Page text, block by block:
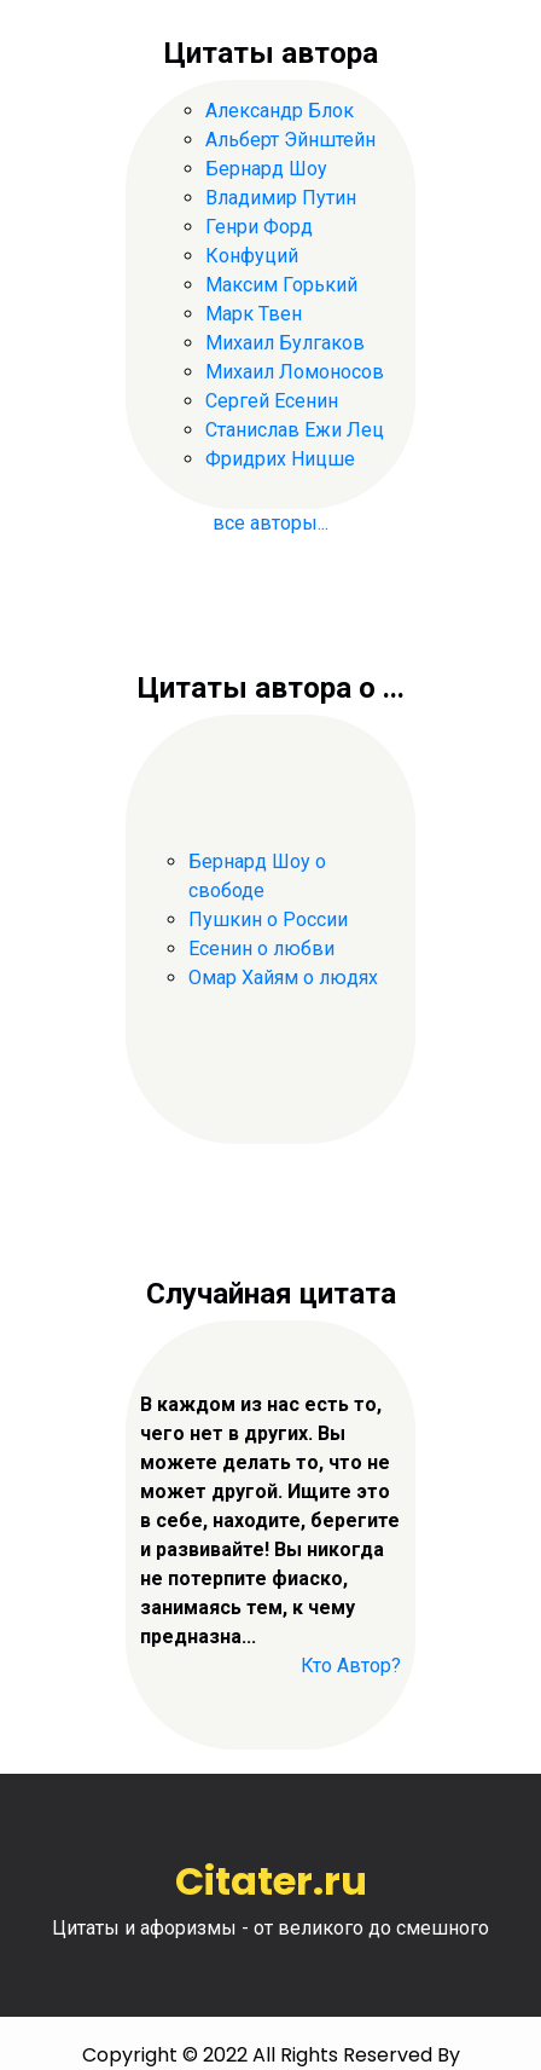
Цитаты автора
Александр Блок
Альберт Эйнштейн
Бернард Шоу
Владимир Путин
Генри Форд
Конфуций
Максим Горький
Марк Твен
Михаил Булгаков
Михаил Ломоносов
Сергей Есенин
Станислав Ежи Лец
Фридрих Ницше
все авторы...
Цитаты автора о ...
Бернард Шоу о
свободе
Пушкин о России
Есенин о любви
Омар Хайям о людях
Случайная цитата
В каждом из нас есть то,
чего нет в других. Вы
можете делать то, что не
может другой. Ищите это
в себе, находите, берегите
и развивайте! Вы никогда
не потерпите фиаско,
занимаясь тем, к чему
предназна...
Кто Автор?
Citater.ru
Цитаты и афоризмы - от великого до смешного
Copyright © 2022 All Rights Reserved By